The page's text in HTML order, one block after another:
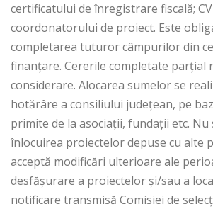
certificatului de înregistrare fiscală;
coordonatorului de proiect. Este
completarea tuturor câmpurilor din
finanțare. Cererile completate parțial
considerare. Alocarea sumelor se
hotărâre a consiliului județean, pe
primite de la asociații, fundații etc. Nu
înlocuirea proiectelor depuse cu alte
acceptă modificări ulterioare ale
desfășurare a proiectelor și/sau a
notificare transmisă Comisiei de